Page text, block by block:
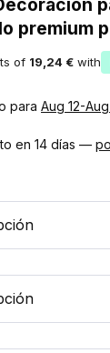
premium
of 19,24 € with
para Aug 12-Aug
en 14 días —